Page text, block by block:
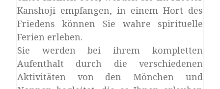
Kanshoji empfangen, in einem Hort des
Friedens können Sie wahre spirituelle
Ferien erleben.
Sie werden bei ihrem kompletten
Aufenthalt durch die verschiedenen
Aktivitäten von den Mönchen und